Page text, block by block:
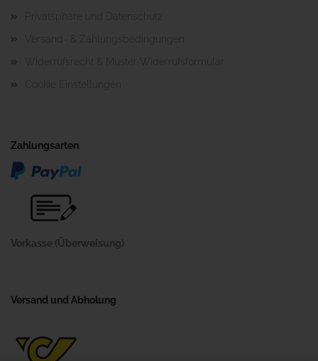
Privatsphäre und Datenschutz
Versand- & Zahlungsbedingungen
Widerrufsrecht & Muster-Widerrufsformular
Cookie Einstellungen
Zahlungsarten
Vorkasse (Überweisung)
Versand und Abholung